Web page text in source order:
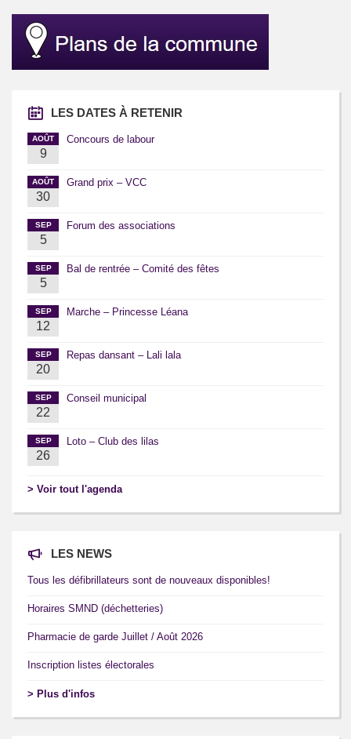
LES DATES À RETENIR
AOÛT
9
Concours de labour
AOÛT
30
Grand prix – VCC
SEP
5
Forum des associations
SEP
5
Bal de rentrée – Comité des fêtes
SEP
12
Marche – Princesse Léana
SEP
20
Repas dansant – Lali lala
SEP
22
Conseil municipal
SEP
26
Loto – Club des lilas
> Voir tout l'agenda
LES NEWS
Tous les défibrillateurs sont de nouveaux disponibles!
Horaires SMND (déchetteries)
Pharmacie de garde Juillet / Août 2026
Inscription listes électorales
> Plus d'infos